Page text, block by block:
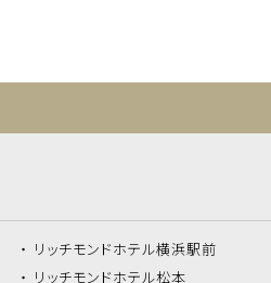
リッチモンドホテル横浜駅前
リッチモンドホテル松本